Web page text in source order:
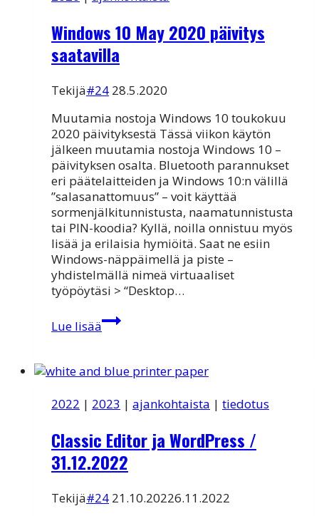
Windows 10 May 2020 päivitys
saatavilla
Tekijä#24 28.5.2020
Muutamia nostoja Windows 10 toukokuu
2020 päivityksestä Tässä viikon käytön
jälkeen muutamia nostoja Windows 10 –
päivityksen osalta. Bluetooth parannukset
eri päätelaitteiden ja Windows 10:n välillä
”salasanattomuus” – voit käyttää
sormenjälkitunnistusta, naamatunnistusta
tai PIN-koodia? Kyllä, noilla onnistuu myös
lisää ja erilaisia hymiöitä. Saat ne esiin
Windows-näppäimellä ja piste –
yhdistelmällä nimeä virtuaaliset
työpöytäsi > “Desktop…
Lue lisää
Windows
10
2020
päivitys
saatavilla
2022 | 2023 | ajankohtaista | tiedotus
Classic Editor ja WordPress /
31.12.2022
Tekijä#24 21.10.20226.11.2022